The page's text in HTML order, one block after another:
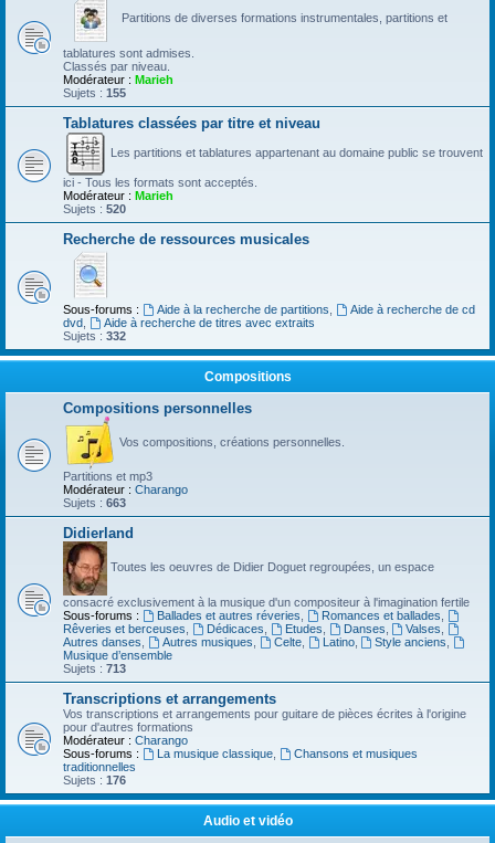
Partitions de diverses formations instrumentales, partitions et
tablatures sont admises.
Classés par niveau.
Modérateur : Marieh
Sujets : 155
Tablatures classées par titre et niveau
Les partitions et tablatures appartenant au domaine public se trouvent
ici - Tous les formats sont acceptés.
Modérateur : Marieh
Sujets : 520
Recherche de ressources musicales
Sous-forums : Aide à la recherche de partitions
Aide à recherche de cd
dvd
Aide à recherche de titres avec extraits
Sujets : 332
Compositions
Compositions personnelles
Vos compositions, créations personnelles.
Partitions et mp3
Modérateur : Charango
Sujets : 663
Didierland
Toutes les oeuvres de Didier Doguet regroupées, un espace
consacré exclusivement à la musique d'un compositeur à l'imagination fertile
Sous-forums :
Ballades et autres réveries Romances et ballades
Rêveries et berceuses
Dédicaces Etudes Danses Valses
Autres danses
Autres musiques Celte, Latino, Style anciens
Musique d’ensemble
Sujets : 713
Transcriptions et arrangements
Vos transcriptions et arrangements pour guitare de pièces écrites à l'origine
pour d'autres formations
Modérateur : Charango
Sous-forums :
La musique classique,
Chansons et musiques
traditionnelles
Sujets : 176
Audio et vidéo